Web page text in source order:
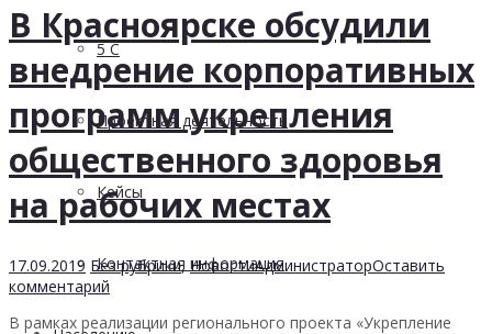
5 С
Проектная деятельность
Кейсы
Контактная информация
В Красноярске обсудили
внедрение корпоративных
программ укрепления
общественного здоровья
на рабочих местах
17.09.2019 Без рубрики, НовостиАдминистраторОставить
комментарий
В рамках реализации регионального проекта «Укрепление